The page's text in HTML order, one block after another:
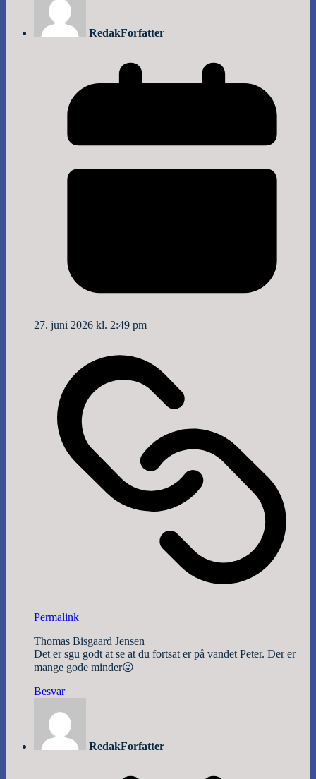
RedakForfatter
27. juni 2026 kl. 2:49 pm
Permalink
Thomas Bisgaard Jensen
Det er sgu godt at se at du fortsat er på vandet Peter. Der er
mange gode minder😜
Besvar
RedakForfatter